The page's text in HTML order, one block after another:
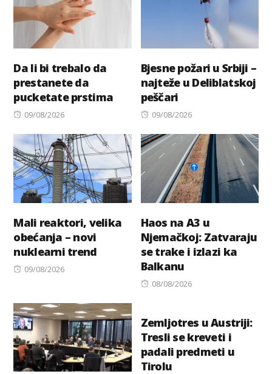
Da li bi trebalo da
prestanete da
pucketate prstima
Posted
09/08/2026
Bjesne požari u Srbiji –
najteže u Deliblatskoj
peščari
Posted
09/08/2026
Mali reaktori, velika
obećanja – novi
nuklearni trend
Posted
09/08/2026
Haos na A3 u
Njemačkoj: Zatvaraju
se trake i izlazi ka
Balkanu
Posted
08/08/2026
Zemljotres u Austriji:
Tresli se kreveti i
padali predmeti u
Tirolu